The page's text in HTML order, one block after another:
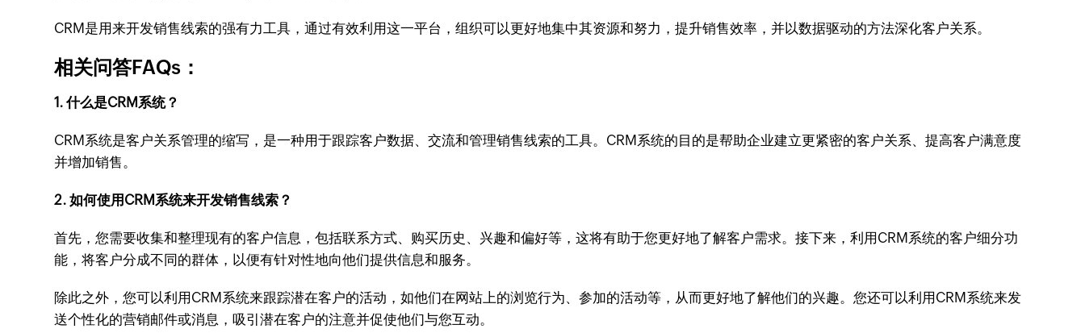
CRM是用来开发销售线索的强有力工具，通过有效利用这一平台，组织可以更好地集中其资源和努力，提升销售效率，并以数据驱动的方法深化客户关系。
相关问答FAQs：
1. 什么是CRM系统？
CRM系统是客户关系管理的缩写，是一种用于跟踪客户数据、交流和管理销售线索的工具。CRM系统的目的是帮助企业建立更紧密的客户关系、提高客户满意度
并增加销售。
2. 如何使用CRM系统来开发销售线索？
首先，您需要收集和整理现有的客户信息，包括联系方式、购买历史、兴趣和偏好等，这将有助于您更好地了解客户需求。接下来，利用CRM系统的客户细分功
能，将客户分成不同的群体，以便有针对性地向他们提供信息和服务。
除此之外，您可以利用CRM系统来跟踪潜在客户的活动，如他们在网站上的浏览行为、参加的活动等，从而更好地了解他们的兴趣。您还可以利用CRM系统来发
送个性化的营销邮件或消息，吸引潜在客户的注意并促使他们与您互动。